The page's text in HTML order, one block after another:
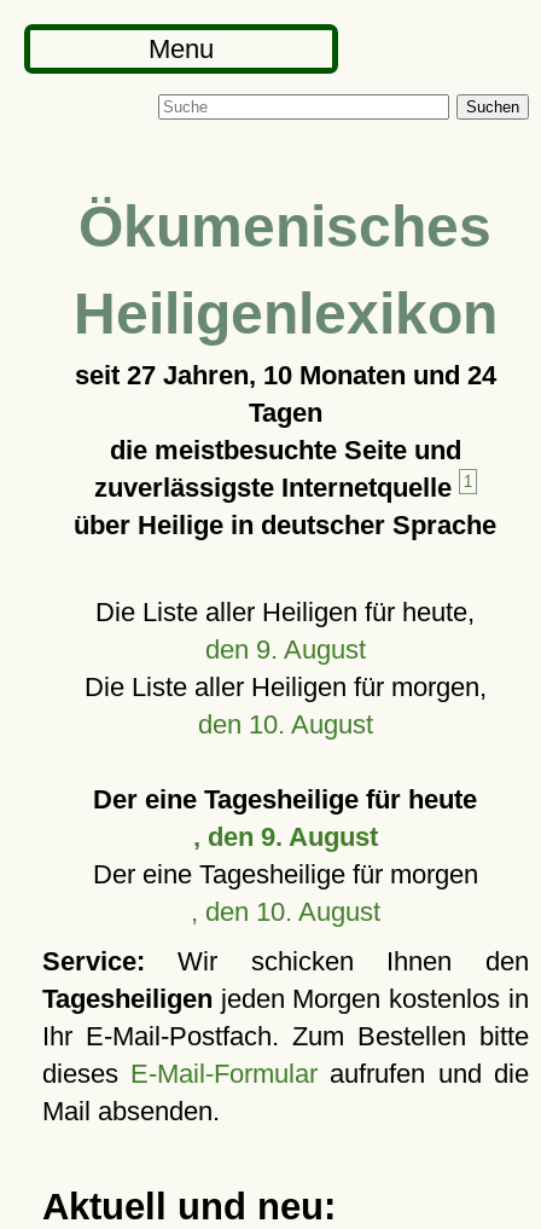
Menu
Suchen
Ökumenisches
Heiligenlexikon
seit 27 Jahren, 10 Monaten und 24
Tagen
die meistbesuchte Seite und
zuverlässigste Internetquelle
1
über Heilige in deutscher Sprache
Die Liste aller Heiligen für heute,
den 9. August
Die Liste aller Heiligen für morgen,
den 10. August
Der eine Tagesheilige für heute
, den 9. August
Der eine Tagesheilige für morgen
, den 10. August
Service: Wir schicken Ihnen den
Tagesheiligen jeden Morgen kostenlos in
Ihr E-Mail-Postfach. Zum Bestellen bitte
dieses E-Mail-Formular aufrufen und die
Mail absenden.
Aktuell und neu: